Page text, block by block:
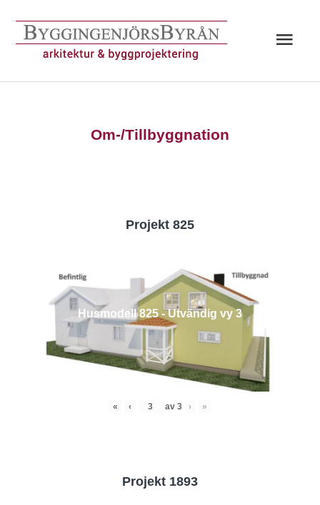
innehåll
Om-/Tillbyggnation
Projekt 825
Husmodell 825 - Utvändig vy 3
« ‹ av 3 › »
Projekt 1893